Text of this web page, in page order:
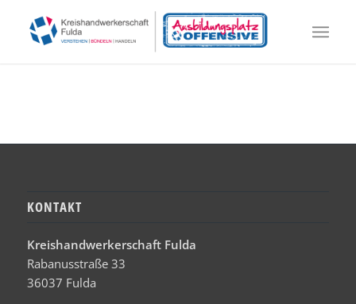
KONTAKT
Kreishandwerkerschaft Fulda
Rabanusstraße 33
36037 Fulda